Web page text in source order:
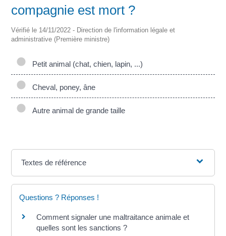
compagnie est mort ?
Vérifié le 14/11/2022 - Direction de l'information légale et
administrative (Première ministre)
Petit animal (chat, chien, lapin, ...)
Cheval, poney, âne
Autre animal de grande taille
Textes de référence
Questions ? Réponses !
Comment signaler une maltraitance animale et
quelles sont les sanctions ?